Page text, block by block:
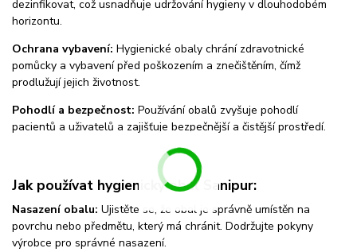
dezinfikovat, což usnadňuje udržování hygieny v dlouhodobém
horizontu.
Ochrana vybavení: Hygienické obaly chrání zdravotnické
pomůcky a vybavení před poškozením a znečištěním, čímž
prodlužují jejich životnost.
Pohodlí a bezpečnost: Používání obalů zvyšuje pohodlí
pacientů a uživatelů a zajišťuje bezpečnější a čistější prostředí.
Jak používat hygienický obal Sanipur:
Nasazení obalu: Ujistěte se, že obal je správně umístěn na
povrchu nebo předmětu, který má chránit. Dodržujte pokyny
výrobce pro správné nasazení.